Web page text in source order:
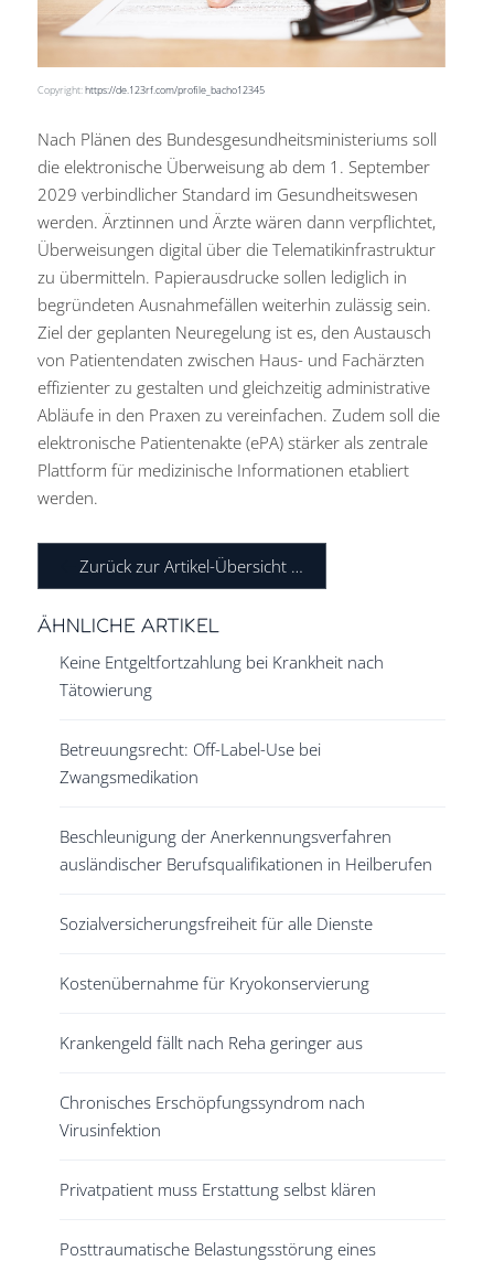
Copyright:https://de.123rf.com/profile_bacho12345
Nach Plänen des Bundesgesundheitsministeriums soll
die elektronische Überweisung ab dem 1. September
2029 verbindlicher Standard im Gesundheitswesen
werden. Ärztinnen und Ärzte wären dann verpflichtet,
Überweisungen digital über die Telematikinfrastruktur
zu übermitteln. Papierausdrucke sollen lediglich in
begründeten Ausnahmefällen weiterhin zulässig sein.
Ziel der geplanten Neuregelung ist es, den Austausch
von Patientendaten zwischen Haus- und Fachärzten
effizienter zu gestalten und gleichzeitig administrative
Abläufe in den Praxen zu vereinfachen. Zudem soll die
elektronische Patientenakte (ePA) stärker als zentrale
Plattform für medizinische Informationen etabliert
werden.
Zurück zur Artikel-Übersicht …
ÄHNLICHE ARTIKEL
Keine Entgeltfortzahlung bei Krankheit nach
Tätowierung
Betreuungsrecht: Off-Label-Use bei
Zwangsmedikation
Beschleunigung der Anerkennungsverfahren
ausländischer Berufsqualifikationen in Heilberufen
Sozialversicherungsfreiheit für alle Dienste
Kostenübernahme für Kryokonservierung
Krankengeld fällt nach Reha geringer aus
Chronisches Erschöpfungssyndrom nach
Virusinfektion
Privatpatient muss Erstattung selbst klären
Posttraumatische Belastungsstörung eines